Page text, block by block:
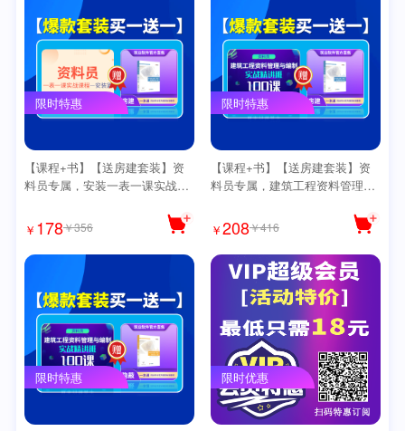
限时特惠
【课程+书】【送房建套装】资
料员专属，安装一表一课实战课
￥ 178￥356
限时特惠
【课程+书】【送房建套装】资
料员专属，建筑工程资料管理与
思维导图】
￥208￥416
限时特惠 限时优惠